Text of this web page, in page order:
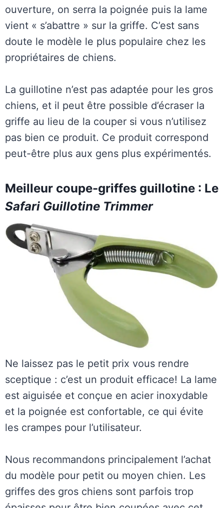
ouverture, on serra la poignée puis la lame
vient « s’abattre » sur la griffe. C’est sans
doute le modèle le plus populaire chez les
propriétaires de chiens.
La guillotine n’est pas adaptée pour les gros
chiens, et il peut être possible d’écraser la
griffe au lieu de la couper si vous n’utilisez
pas bien ce produit. Ce produit correspond
peut-être plus aux gens plus expérimentés.
Meilleur coupe-griffes guillotine : Le
Safari Guillotine Trimmer
Ne laissez pas le petit prix vous rendre
sceptique : c’est un produit efficace! La lame
est aiguisée et conçue en acier inoxydable
et la poignée est confortable, ce qui évite
les crampes pour l’utilisateur.
Nous recommandons principalement l’achat
du modèle pour petit ou moyen chien. Les
griffes des gros chiens sont parfois trop